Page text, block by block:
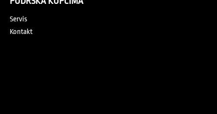
Servis
Kontakt